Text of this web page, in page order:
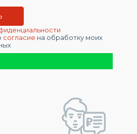
согласие на обработку моих